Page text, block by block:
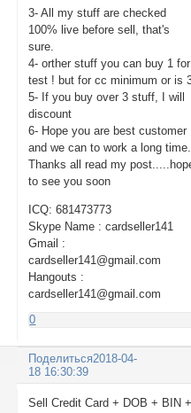
3- All my stuff are checked
100% live before sell, that's
sure.
4- orther stuff you can buy 1 for
test ! but for cc minimum or is
5- If you buy over 3 stuff, I will
discount
6- Hope you are best customer
and we can to work a long time.
Thanks all read my
to see you soon
ICQ: 681473773
Skype Name : cardseller141
Gmail :
cardseller141@gmail.com
Hangouts :
cardseller141@gmail.com
0
Поделиться2018-04-
18 16:30:39
Sell Credit Card + DOB + BIN